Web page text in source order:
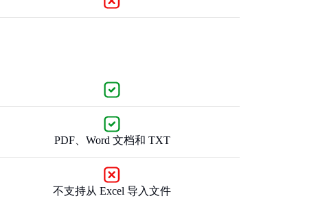
PDF、Word 文档和 TXT
不支持从 Excel 导入文件